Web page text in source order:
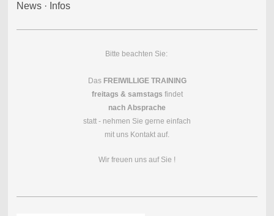
News · Infos
Bitte beachten Sie:
Das FREIWILLIGE TRAINING
freitags & samstags findet
nach Absprache
statt - nehmen Sie gerne einfach
mit uns Kontakt auf.
Wir freuen uns auf Sie !